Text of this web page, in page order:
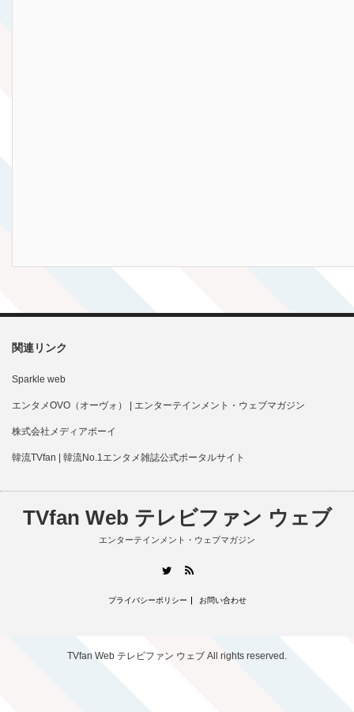
関連リンク
Sparkle web
エンタメOVO（オーヴォ） | エンターテインメント・ウェブマガジン
株式会社メディアボーイ
韓流TVfan | 韓流No.1エンタメ雑誌公式ポータルサイト
TVfan Web テレビファン ウェブ
エンターテインメント・ウェブマガジン
Twitter
プライバシーポリシー お問い合わせ
TVfan Web テレビファン ウェブ All rights reserved.